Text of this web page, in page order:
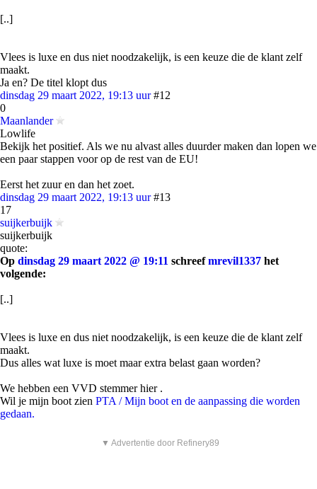
[..]
Vlees is luxe en dus niet noodzakelijk, is een keuze die de klant zelf
maakt.
Ja en? De titel klopt dus
dinsdag 29 maart 2022, 19:13 uur #12
0
Maanlander
Lowlife
Bekijk het positief. Als we nu alvast alles duurder maken dan lopen we
een paar stappen voor op de rest van de EU!
Eerst het zuur en dan het zoet.
dinsdag 29 maart 2022, 19:13 uur #13
17
suijkerbuijk
suijkerbuijk
quote:
Op dinsdag 29 maart 2022 @ 19:11 schreefmrevil1337 het
volgende:
[..]
Vlees is luxe en dus niet noodzakelijk, is een keuze die de klant zelf
maakt.
Dus alles wat luxe is moet maar extra belast gaan worden?
We hebben een VVD stemmer hier .
Wil je mijn boot zien PTA / Mijn boot en de aanpassing die worden
gedaan.
▼ Advertentie door Refinery89